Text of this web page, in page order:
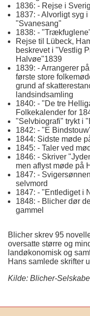
1836: - Rejse i
1837: - Alvorligt syg
"Svanesang"
1838: -
Rejse til Lübeck,
beskrevet i "Vestlig
Halvøe"1839
1839: - Arrangerer
første store
grund af
landsindsamling
1840: - "De tre
Folkekalender for
"Selvbiografi" trykt i
1842: - "E
1844: Sidste møde
1845: - Taler ved
1846: - Skriver
men aflyst møde på
1847: -
selvmord
1847: - "Entlediget i
1848: - Blicher dør
gammel
Blicher skrev 95
oversatte større og
landøkonomisk og
Hans samlede skrifter
Kilde: Blicher-